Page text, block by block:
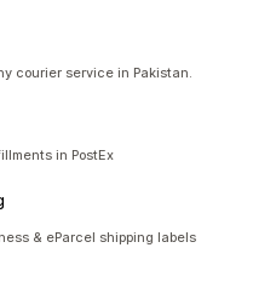
courier service in Pakistan.
in PostEx
& eParcel shipping labels